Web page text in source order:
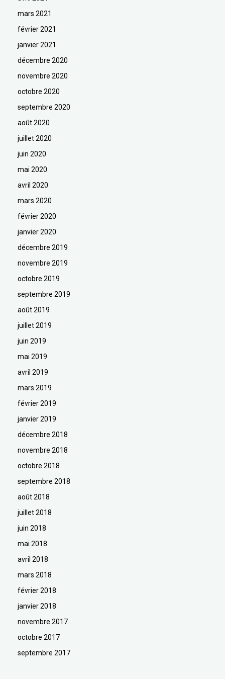
mars 2021
février 2021
janvier 2021
décembre 2020
novembre 2020
octobre 2020
septembre 2020
août 2020
juillet 2020
juin 2020
mai 2020
avril 2020
mars 2020
février 2020
janvier 2020
décembre 2019
novembre 2019
octobre 2019
septembre 2019
août 2019
juillet 2019
juin 2019
mai 2019
avril 2019
mars 2019
février 2019
janvier 2019
décembre 2018
novembre 2018
octobre 2018
septembre 2018
août 2018
juillet 2018
juin 2018
mai 2018
avril 2018
mars 2018
février 2018
janvier 2018
novembre 2017
octobre 2017
septembre 2017